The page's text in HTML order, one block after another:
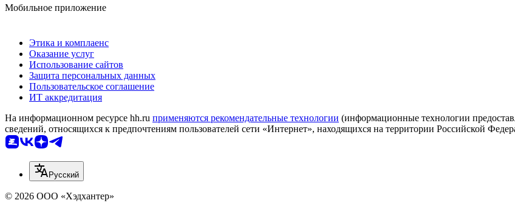
Мобильное приложение
Этика и комплаенс
Оказание услуг
Использование сайтов
Защита персональных данных
Пользовательское соглашение
ИТ аккредитация
На информационном ресурсе hh.ru применяются рекомендательные технологии (информационные технологии
сведений, относящихся к предпочтениям пользователей сети «Интернет», находящихся на территории Российской
Русский
© 2026 ООО «Хэдхантер»